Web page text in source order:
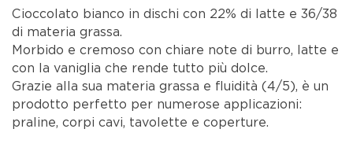
Cioccolato bianco in dischi con 22% di latte e 36/38
di materia grassa.
Morbido e cremoso con chiare note di burro, latte e
con la vaniglia che rende tutto più dolce.
Grazie alla sua materia grassa e fluidità (4/5), è un
prodotto perfetto per numerose applicazioni:
praline, corpi cavi, tavolette e coperture.